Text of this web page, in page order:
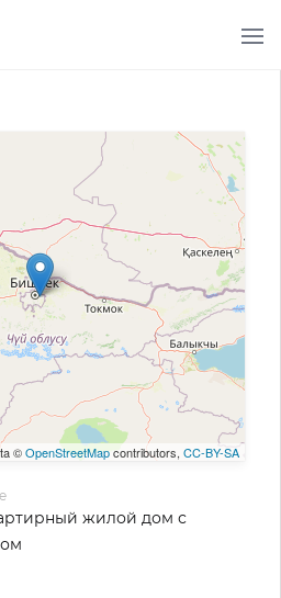
©OpenStreetMapcontributors, CC-BY-SA
жилой дом с